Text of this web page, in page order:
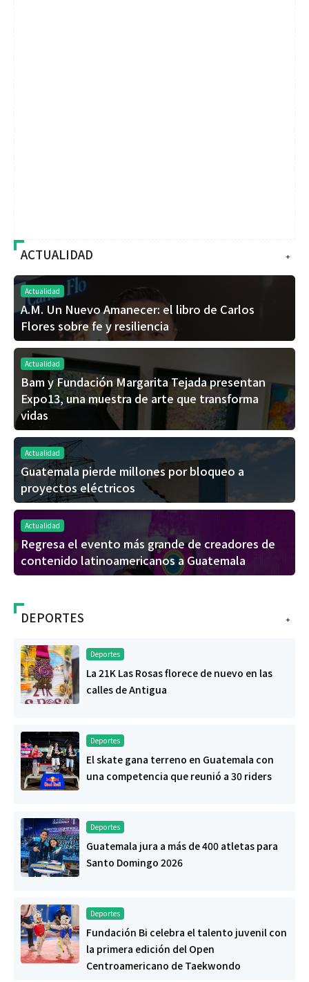
+
ACTUALIDAD
Actualidad
A.M. Un Nuevo Amanecer: el libro de Carlos
Flores sobre fe y resiliencia
Actualidad
Bam y Fundación Margarita Tejada presentan
Expo13, una muestra de arte que transforma
vidas
Actualidad
Guatemala pierde millones por bloqueo a
proyectos eléctricos
Actualidad
Regresa el evento más grande de creadores de
contenido latinoamericanos a Guatemala
+
DEPORTES
Deportes
La 21K Las Rosas florece de nuevo en las
calles de Antigua
Deportes
El skate gana terreno en Guatemala con
una competencia que reunió a 30 riders
Deportes
Guatemala jura a más de 400 atletas para
Santo Domingo 2026
Deportes
Fundación Bi celebra el talento juvenil con
la primera edición del Open
Centroamericano de Taekwondo